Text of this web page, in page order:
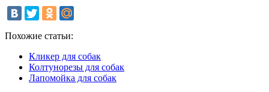
Похожие статьи:
Кликер для собак
Колтунорезы для собак
Лапомойка для собак